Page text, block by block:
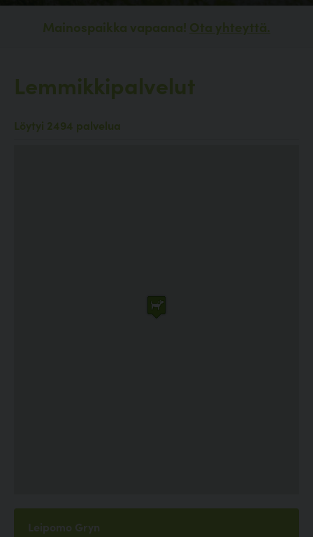
Mainospaikka vapaana! Ota yhteyttä.
Lemmikkipalvelut
Löytyi 2494 palvelua
Leipomo Gryn